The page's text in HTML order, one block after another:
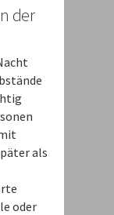
der
als
oder